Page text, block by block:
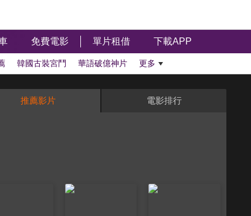
免費電影 單片租借 下載APP
韓國古裝宮鬥 華語破億神片 更多
推薦影片 電影排行